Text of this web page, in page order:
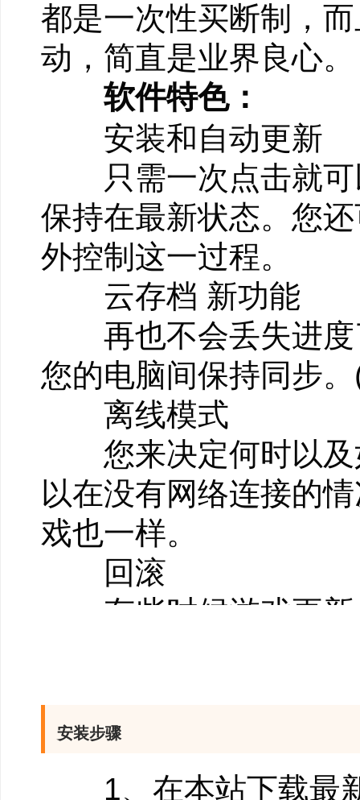
都是一次性买断制，
动，简直是业界良心。
软件特色：
安装和自动更新
只需一次点击就可
保持在最新状态。您
外控制这一过程。
云存档 新功能
再也不会丢失进度
您的电脑间保持同步
离线模式
您来决定何时以及
以在没有网络连接的
戏也一样。
回滚
有些时候游戏更新
不喜欢强制更新?您
更新，并在有新更新
安装步骤
1、在本站下载最